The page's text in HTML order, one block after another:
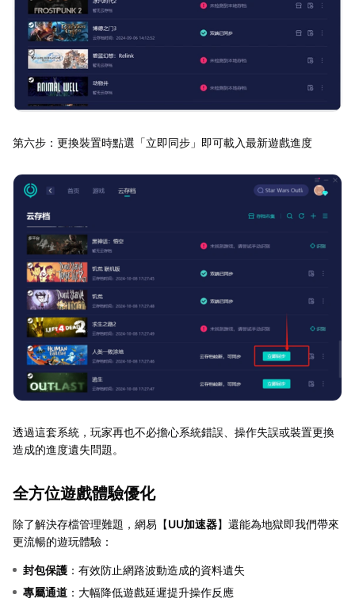
第六步：更換裝置時點選「立即同步」即可載入最新遊戲進度
透過這套系統，玩家再也不必擔心系統錯誤、操作失誤或裝置更換
造成的進度遺失問題。
全方位遊戲體驗優化
除了解決存檔管理難題，網易【UU加速器】還能為地獄即我們帶來
更流暢的遊玩體驗：
封包保護 ：有效防止網路波動造成的資料遺失
專屬通道 ：大幅降低遊戲延遲提升操作反應